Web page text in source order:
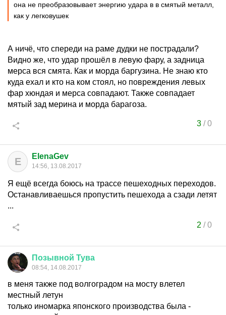
она не преобразовывает энергию удара в в смятый металл,
как у легковушек
А ничё, что спереди на раме дудки не пострадали?
Видно же, что удар прошёл в левую фару, а задница
мерса вся смята. Как и морда баргузина. Не знаю кто
куда ехал и кто на ком стоял, но повреждения левых
фар хюндая и мерса совпадают. Также совпадает
мятый зад мерина и морда барагоза.
3/0
E ElenaGev
14:56, 13.08.2017
Я ещё всегда боюсь на трассе пешеходных переходов.
Останавливаешься пропустить пешехода а сзади летят
...
2 /0
Позывной Тува
08:54, 14.08.2017
в меня также под волгоградом на мосту влетел
местный летун
только иномарка японского производства была -